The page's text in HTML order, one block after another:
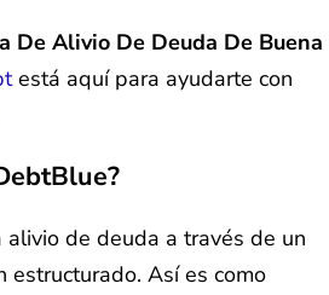
De Alivio De Deuda De Buena
está aquí para ayudarte con
de deuda a través de un
estructurado. Así es como